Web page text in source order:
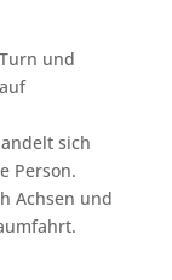
und
sich
Person.
Achsen und